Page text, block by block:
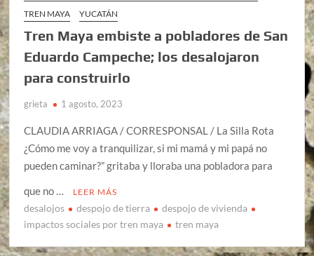
TREN MAYA
YUCATÁN
Tren Maya embiste a pobladores de San
Eduardo Campeche; los desalojaron
para construirlo
grieta 1 agosto, 2023
CLAUDIA ARRIAGA / CORRESPONSAL / La Silla Rota
¿Cómo me voy a tranquilizar, si mi mamá y mi papá no
pueden caminar?” gritaba y lloraba una pobladora para
que no …
LEER MÁS
desalojos despojo de tierra
despojo de vivienda
impactos sociales por tren maya
tren maya